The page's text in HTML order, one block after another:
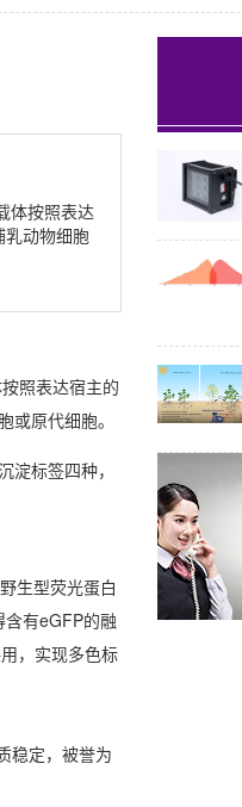
体按照表达
乳动物细胞
照表达宿主的
原代细胞。
标签四种，
生型荧光蛋白
有eGFP的融
，实现多色标
稳定，被誉为